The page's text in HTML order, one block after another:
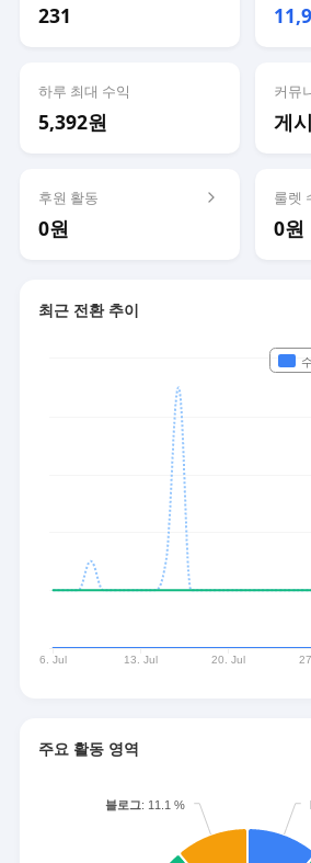
231
하루 최대 수익
5,392원
커뮤
게
후원 활동
0원
룰렛
0원
최근 전환 추이
주요 활동 영역